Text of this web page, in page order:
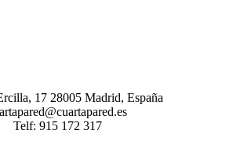
17 28005 Madrid, España
Telf: 915 172 317